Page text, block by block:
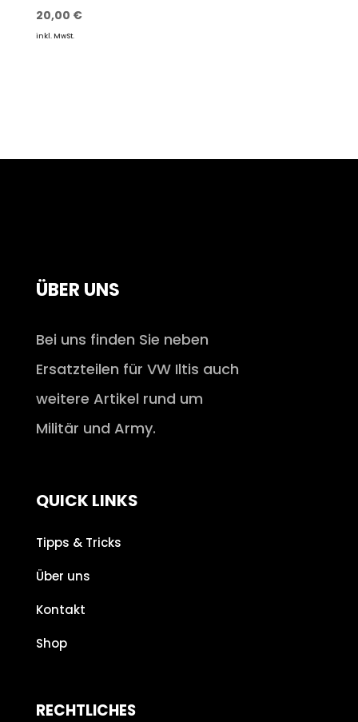
20,00 €
inkl. MwSt.
ÜBER UNS
Bei uns finden Sie neben
Ersatzteilen für VW Iltis auch
weitere Artikel rund um
Militär und Army.
QUICK LINKS
Tipps & Tricks
Über uns
Kontakt
Shop
RECHTLICHES